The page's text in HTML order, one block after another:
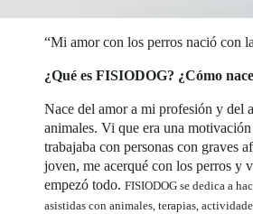
“Mi amor con los perros nació con
¿Qué es FISIODOG? ¿Cómo
Nace del amor a mi profesión y del
animales. Vi que era una
trabajaba con personas con graves
joven, me acerqué con los perros y
empezó todo.FISIODOG se dedica a
asistidas con animales, terapias,